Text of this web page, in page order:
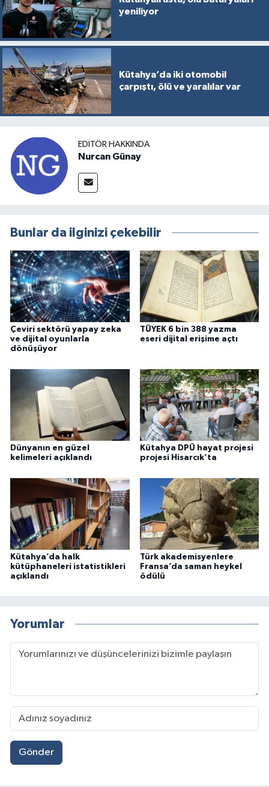
yeniliyor
Kütahya’da iki otomobil
çarpıştı, ölü ve yaralılar var
EDITÖR HAKKINDA
Nurcan Günay
Bunlar da ilginizi çekebilir
Çeviri sektörü yapay zeka
ve dijital oyunlarla
dönüşüyor
TÜYEK 6 bin 388 yazma
eseri dijital erişime açtı
Dünyanın en güzel
kelimeleri açıklandı
Kütahya DPÜ hayat projesi
projesi Hisarcık’ta
Kütahya’da halk
kütüphaneleri istatistikleri
açıklandı
Türk akademisyenlere
Fransa’da saman heykel
ödülü
Yorumlar
Gönder